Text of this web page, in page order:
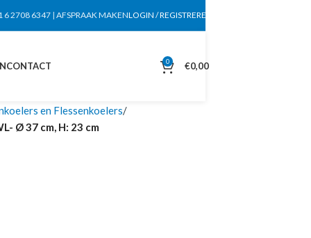
6 2708 6347 | AFSPRAAK MAKENLOGIN / REGISTREREN
CONTACT 0 €0,00
en Flessenkoelers
Ø 37 cm, H: 23 cm